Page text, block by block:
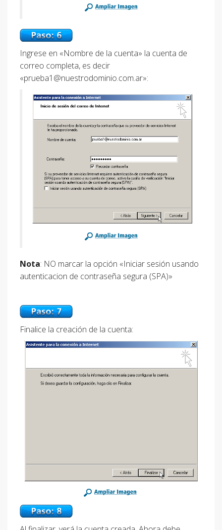
Ingrese en «Nombre de la cuenta» la cuenta de
correo completa, es decir
«prueba1@nuestrodominio.com.ar»:
Nota: NO marcar la opción «Iniciar sesión usando
autenticacion de contraseña segura (SPA)»
Finalice la creación de la cuenta: